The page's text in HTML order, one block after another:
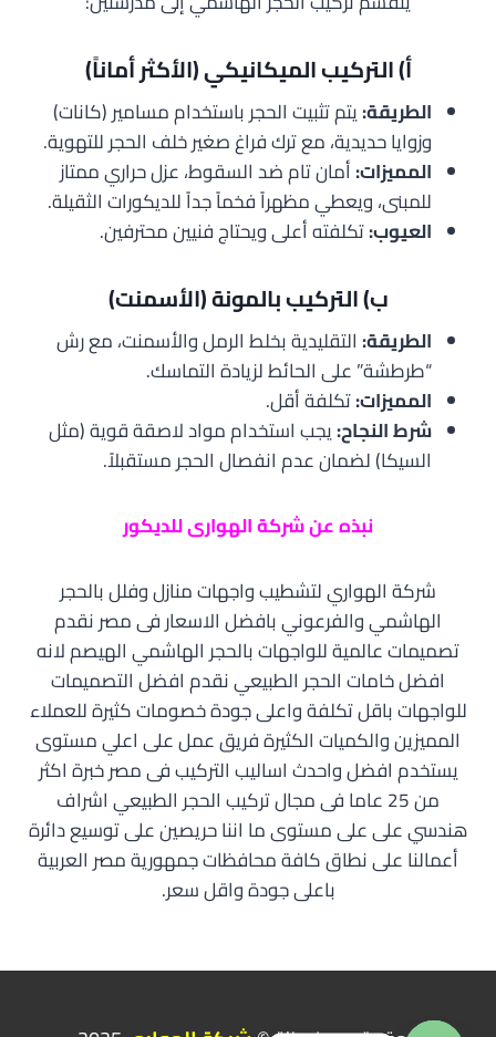
أ) التركيب الميكانيكي (الأكثر أماناً)
الطريقة:يتم تثبيت الحجر باستخدام مسامير (كانات)
وزوايا حديدية، مع ترك فراغ صغير خلف الحجر للتهوية.
المميزات:أمان تام ضد السقوط، عزل حراري ممتاز
للمبنى، ويعطي مظهراً فخماً جداً للديكورات الثقيلة.
العيوب:تكلفته أعلى ويحتاج فنيين محترفين.
ب) التركيب بالمونة (الأسمنت)
الطريقة: التقليدية بخلط الرمل والأسمنت، مع رش
“طرطشة” على الحائط لزيادة التماسك.
المميزات:تكلفة أقل.
شرط النجاح:يجب استخدام مواد لاصقة قوية (مثل
السيكا) لضمان عدم انفصال الحجر مستقبلاً.
نبذه عن شركة الهوارى للديكور
شركة الهواري لتشطيب واجهات منازل وفلل بالحجر
الهاشمي والفرعوني بافضل الاسعار فى مصر نقدم
تصميمات عالمية للواجهات بالحجر الهاشمي الهيصم لانه
افضل خامات الحجر الطبيعي نقدم افضل التصميمات
للواجهات باقل تكلفة واعلى جودة خصومات كثيرة للعملاء
المميزين والكميات الكثيرة فريق عمل على اعلي مستوى
يستخدم افضل واحدث اساليب التركيب فى مصر خبرة اكثر
من 25 عاما فى مجال تركيب الحجر الطبيعي اشراف
هندسي على على مستوى ما اننا حريصين على توسيع دائرة
أعمالنا على نطاق كافة محافظات جمهورية مصر العربية
باعلى جودة واقل سعر.